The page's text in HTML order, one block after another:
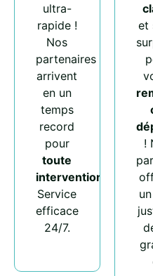
ultra-
rapide !
Nos
partenaires
arrivent
en un
temps
record
pour
toute
intervention
Service
efficace
24/7.
et
!